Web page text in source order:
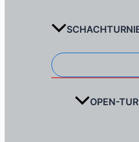
OPEN-